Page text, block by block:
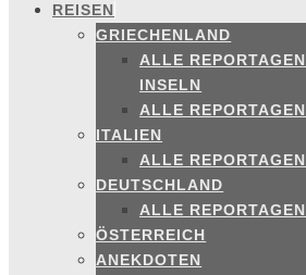
Inhalt
springen
REISEN
GRIECHENLAND
ALLE
INSELN
ALLE
ITALIEN
ALLE
DEUTSCHLAND
ALLE
ÖSTERREICH
ANEKDOTEN